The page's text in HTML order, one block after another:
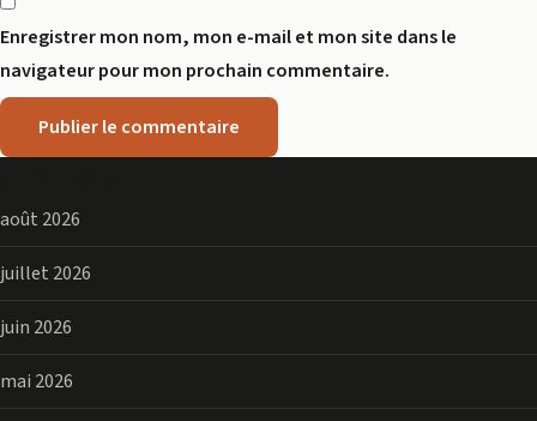
Enregistrer mon nom, mon e-mail et mon site dans le
navigateur pour mon prochain commentaire.
août 2026
juillet 2026
juin 2026
mai 2026